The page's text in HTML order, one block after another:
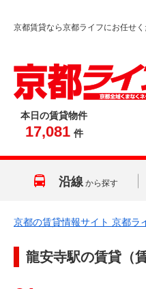
京都賃貸なら京都ライフにお任せ
本日の賃貸物件
17,081 件
沿線 から探す
京都の賃貸情報サイト 京都ラ
龍安寺駅の賃貸（